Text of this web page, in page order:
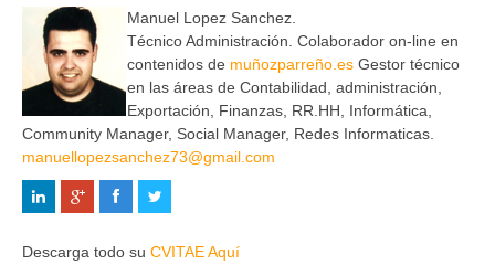
Manuel Lopez Sanchez.
Técnico Administración. Colaborador on-line en
contenidos de muñozparreño.es Gestor técnico
en las áreas de Contabilidad, administración,
Exportación, Finanzas, RR.HH, Informática,
Community Manager, Social Manager, Redes Informaticas.
manuellopezsanchez73@gmail.com
Descarga todo su CVITAE Aquí